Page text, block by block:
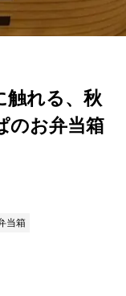
触れる、秋
のお弁当箱
当箱